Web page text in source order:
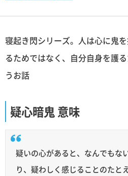
寝起き閃シリーズ。人は心に鬼
るためではなく、自分自身を護
うお話
疑心暗鬼 意味
疑いの心があると、なんでもな
り、疑わしく感じることのたとえ